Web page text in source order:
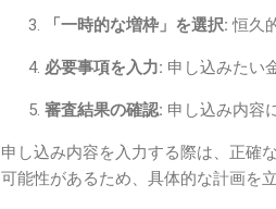
「一時的な増枠」を選択: 恒久
必要事項を入力: 申し込みたい
審査結果の確認: 申し込み内容
申し込み内容を入力する際は、正確
可能性があるため、具体的な計画を